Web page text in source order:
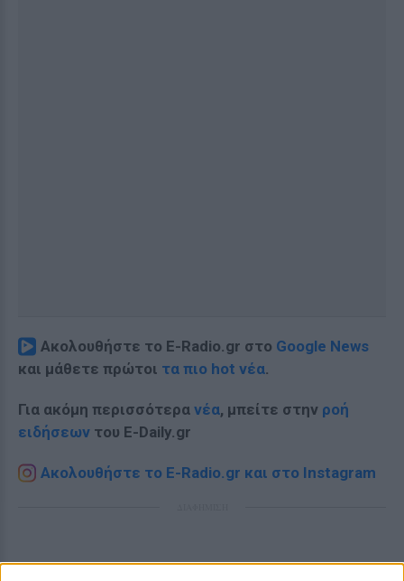
Ακολουθήστε το E-Radio.gr στο Google News
και μάθετε πρώτοι τα πιο hot νέα.
Για ακόμη περισσότερα νέα, μπείτε στην ροή
ειδήσεων του E-Daily.gr
Ακολουθήστε το E-Radio.gr και στο Instagram